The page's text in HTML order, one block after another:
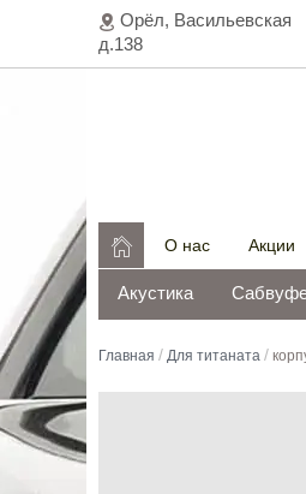
Орёл, Васильeвская
д.138
 О нас Акции
Акустика
Главная / Для титаната /